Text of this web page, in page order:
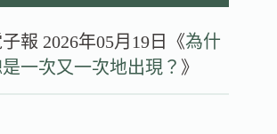
報 2026年05月19日《為什
一次又一次地出現？ 》